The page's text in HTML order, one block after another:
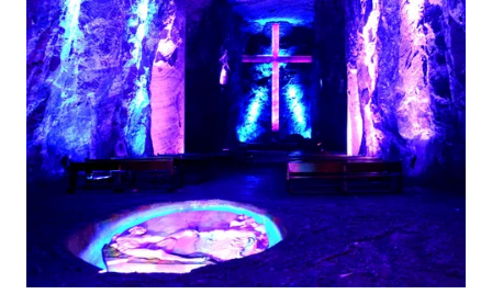
WAHANA
TANI
WAHANA
ADVOKAT
WAHANA
INFRASTRUKTUR
WAHANA
KONSUMEN